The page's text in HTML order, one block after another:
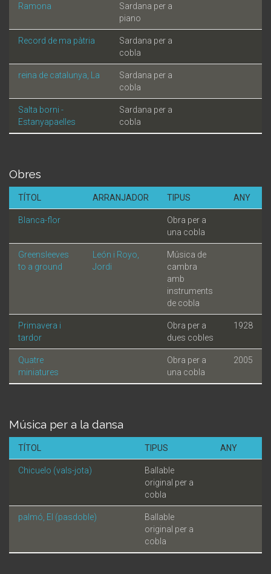
Ramona
Sardana per a
piano
Record de ma pàtria
Sardana per a
cobla
reina de catalunya, La
Sardana per a
cobla
Salta borni -
Estanyapaelles
Sardana per a
cobla
Obres
TÍTOL ARRANJADOR TIPUS ANY
Blanca-flor
Obra per a
una cobla
Greensleeves
to a ground
León i Royo,
Jordi
Música de
cambra
amb
instruments
de cobla
Primavera i
tardor
Obra per a
dues cobles
1928
Quatre
miniatures
Obra per a
una cobla
2005
Música per a la dansa
TÍTOL TIPUS ANY
Chicuelo (vals-jota)
Ballable
original per a
cobla
palmó, El (pasdoble)
Ballable
original per a
cobla